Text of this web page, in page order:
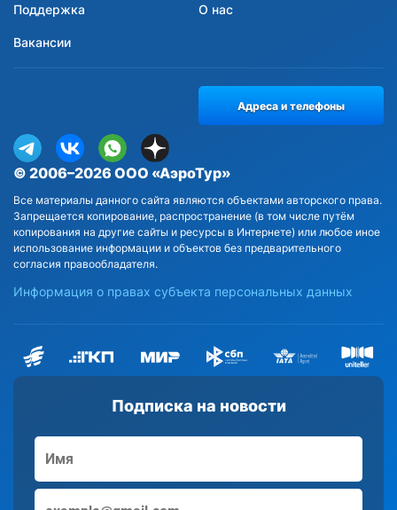
Поддержка О нас
Вакансии
Подписка на новости
© 2006–2026 ООО «АэроТур»
Все материалы данного сайта являются объектами авторского права.
Запрещается копирование, распространение (в том числе путём
копирования на другие сайты и ресурсы в Интернете) или любое иное
использование информации и объектов без предварительного
согласия правообладателя.
Информация о правах субъекта персональных данных
Адреса и телефоны